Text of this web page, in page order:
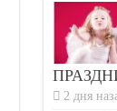
2 дня